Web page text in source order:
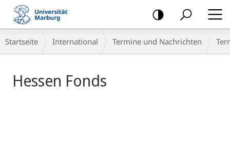
Mobile-
Navigation
Hauptinhalt
Breadcrumb-
Navigation
Startseite International Termine und Nachrichten
Hessen Fonds